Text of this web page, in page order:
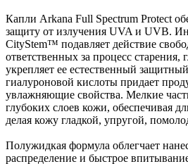
Капли Arkana Full Spectrum Protect
защиту от излучения UVA и UVB.
CityStem™ подавляет действие
ответственных за процесс старения,
укрепляет ее естественный
гиалуроновой кислоты придает
увлажняющие свойства. Мелкие
глубоких слоев кожи, обеспечивая
делая кожу гладкой, упругой,
Полужидкая формула облегчает
распределение и быстрое